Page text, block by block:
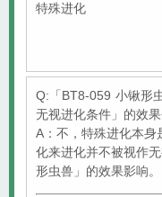
特殊进化
Q:「BT8-059 小锹形
无视进化条件」的效
A：不，特殊进化本身
化来进化并不被视作
形虫兽」的效果影响。